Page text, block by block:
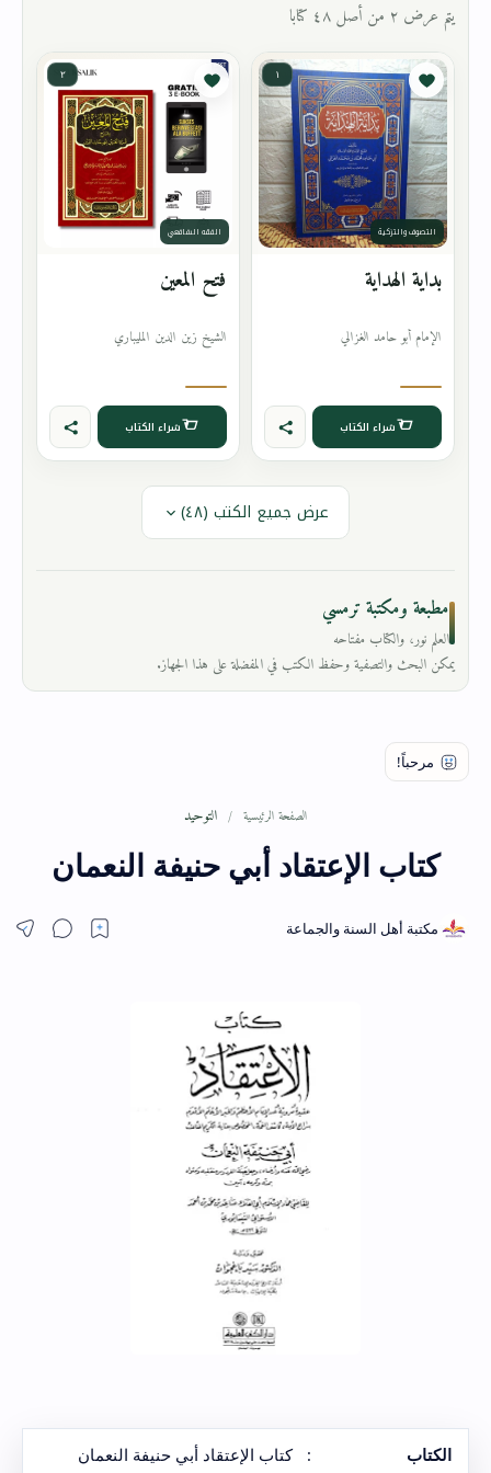
يتم عرض ٢ من أصل ٤٨ كتابا
١
التصوف والتزكية
بداية الهداية
الإمام أبو حامد الغزالي
شراء الكتاب
٢
الفقه الشافعي
فتح المعين
الشيخ زين الدين المليباري
شراء الكتاب
عرض جميع الكتب (٤٨)
مطبعة ومكتبة ترمسي
العلم نور، والكتاب مفتاحه
يمكن البحث والتصفية وحفظ الكتب في المفضلة على هذا الجهاز.
الصفحة الرئيسية التوحيد
كتاب الإعتقاد أبي حنيفة النعمان
الكتاب : كتاب الإعتقاد أبي حنيفة النعمان